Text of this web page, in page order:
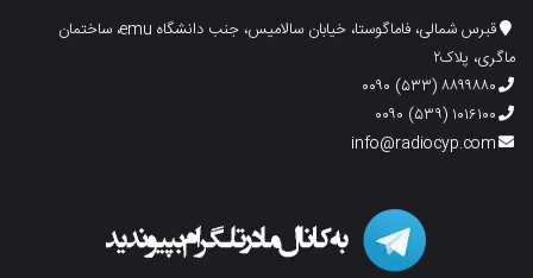
قبرس شمالی، فاماگوستا، خیابان سالامیس، جنب دانشگاه emu، ساختمان
ماگری، پلاک۲
۸۸۹۹۸۸۰ (۵۳۳) ۰۰۹۰
۱۰۱۶۱۰۰ (۵۳۹) ۰۰۹۰
info@radiocyp.com